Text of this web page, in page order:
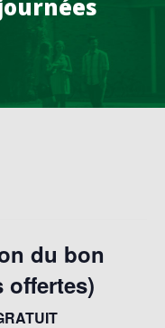
du bon
offertes)